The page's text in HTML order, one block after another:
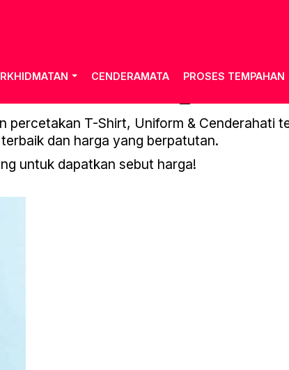
CENDERAMATA PROSES TEMPAHAN
percetakan T-Shirt, Uniform & Cenderahati
dan harga yang berpatutan.
untuk dapatkan sebut harga!